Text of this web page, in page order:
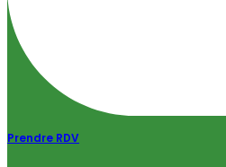
Prendre RDV